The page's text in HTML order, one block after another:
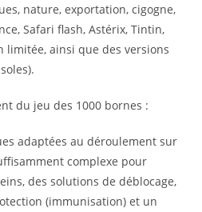
nature, exportation, cigogne,
Safari flash, Astérix, Tintin,
limitée, ainsi que des versions
du jeu des 1000 bornes :
adaptées au déroulement sur
complexe pour
des solutions de déblocage,
(immunisation) et un